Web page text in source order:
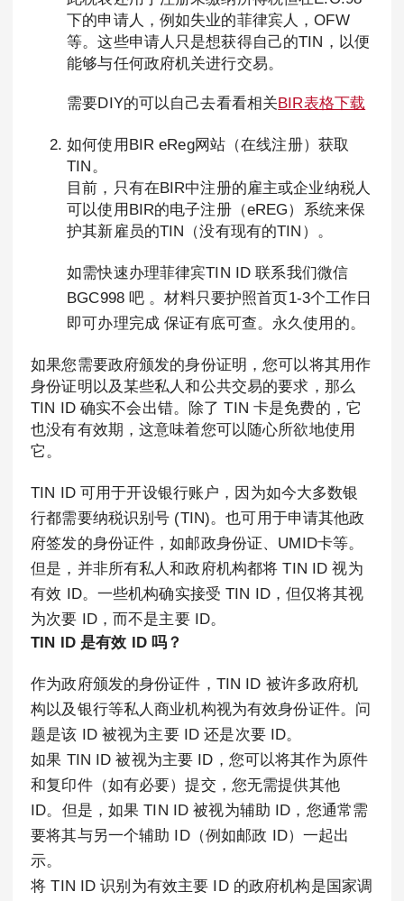
下的申请人，例如失业的菲律宾人，OFW
等。这些申请人只是想获得自己的TIN，以便
能够与任何政府机关进行交易。
需要DIY的可以自己去看看相关BIR表格下载
如何使用BIR eReg网站（在线注册）获取
TIN。
目前，只有在BIR中注册的雇主或企业纳税人
可以使用BIR的电子注册（eREG）系统来保
护其新雇员的TIN（没有现有的TIN）。
如需快速办理菲律宾TIN ID 联系我们微信
BGC998 吧 。材料只要护照首页1-3个工作日
即可办理完成 保证有底可查。永久使用的。
如果您需要政府颁发的身份证明，您可以将其用作
身份证明以及某些私人和公共交易的要求，那么
TIN ID 确实不会出错。除了 TIN 卡是免费的，它
也没有有效期，这意味着您可以随心所欲地使用
它。
TIN ID 可用于开设银行账户，因为如今大多数银
行都需要纳税识别号 (TIN)。也可用于申请其他政
府签发的身份证件，如邮政身份证、UMID卡等。
但是，并非所有私人和政府机构都将 TIN ID 视为
有效 ID。一些机构确实接受 TIN ID，但仅将其视
为次要 ID，而不是主要 ID。
TIN ID 是有效 ID 吗？
作为政府颁发的身份证件，TIN ID 被许多政府机
构以及银行等私人商业机构视为有效身份证件。问
题是该 ID 被视为主要 ID 还是次要 ID。
如果 TIN ID 被视为主要 ID，您可以将其作为原件
和复印件（如有必要）提交，您无需提供其他
ID。但是，如果 TIN ID 被视为辅助 ID，您通常需
要将其与另一个辅助 ID（例如邮政 ID）一起出
示。
将 TIN ID 识别为有效主要 ID 的政府机构是国家调